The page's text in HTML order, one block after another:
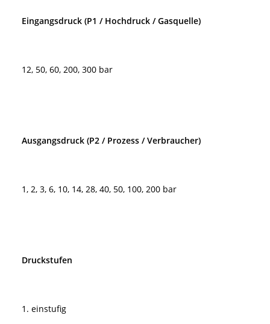
Eingangsdruck (P1 / Hochdruck / Gasquelle)
12, 50, 60, 200, 300 bar
Ausgangsdruck (P2 / Prozess / Verbraucher)
1, 2, 3, 6, 10, 14, 28, 40, 50, 100, 200 bar
Druckstufen
1. einstufig